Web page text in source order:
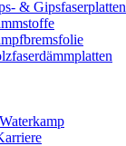
& Gipsfaserplatten